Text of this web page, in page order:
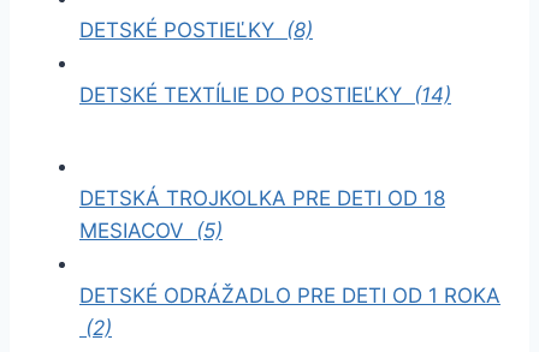
DETSKÉ POSTIEĽKY (8)
DETSKÉ TEXTÍLIE DO POSTIEĽKY (14)
DETSKÁ TROJKOLKA PRE DETI OD 18
MESIACOV (5)
DETSKÉ ODRÁŽADLO PRE DETI OD 1 ROKA
(2)